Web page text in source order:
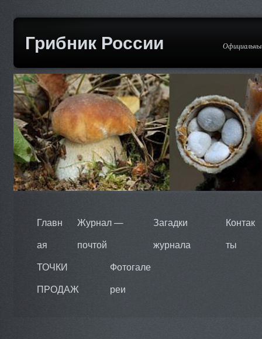
Грибник России
Главн
ая
Журнал —
почтой
Загадки
журнала
Контак
ты
ТОЧКИ
ПРОДАЖ
Фотогале
реи